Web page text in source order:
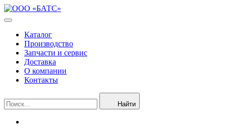
Каталог
Производство
Запчасти и сервис
Доставка
О компании
Контакты
Найти